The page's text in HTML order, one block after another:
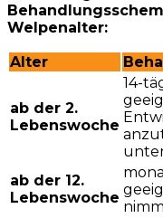
Welpenalter:
Alter
ab der 2.
Lebenswoche
14-
ab der 12.
Lebenswoche